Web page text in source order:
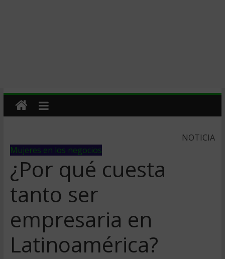
NOTICIA
Mujeres en los negocios
¿Por qué cuesta
tanto ser
empresaria en
Latinoamérica?